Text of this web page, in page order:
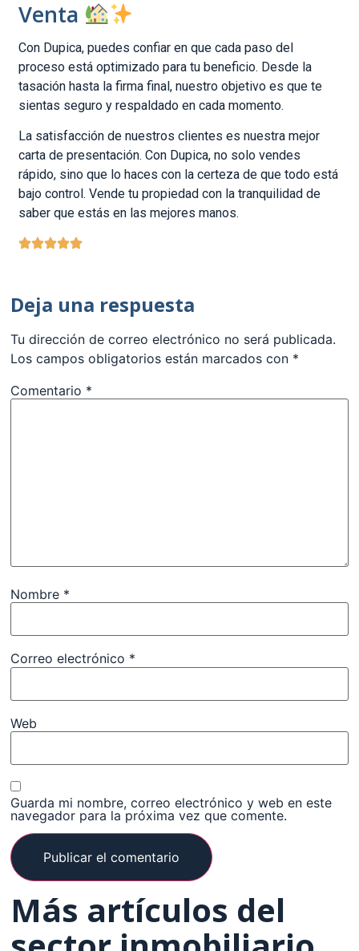
Venta
Con Dupica, puedes confiar en que cada paso del
proceso está optimizado para tu beneficio. Desde la
tasación hasta la firma final, nuestro objetivo es que te
sientas seguro y respaldado en cada momento.
La satisfacción de nuestros clientes es nuestra mejor
carta de presentación. Con Dupica, no solo vendes
rápido, sino que lo haces con la certeza de que todo está
bajo control. Vende tu propiedad con la tranquilidad de
saber que estás en las mejores manos.
Deja una respuesta
Tu dirección de correo electrónico no será publicada.
Los campos obligatorios están marcados con *
Comentario *
Nombre *
Correo electrónico *
Web
Guarda mi nombre, correo electrónico y web en este
navegador para la próxima vez que comente.
Más artículos del